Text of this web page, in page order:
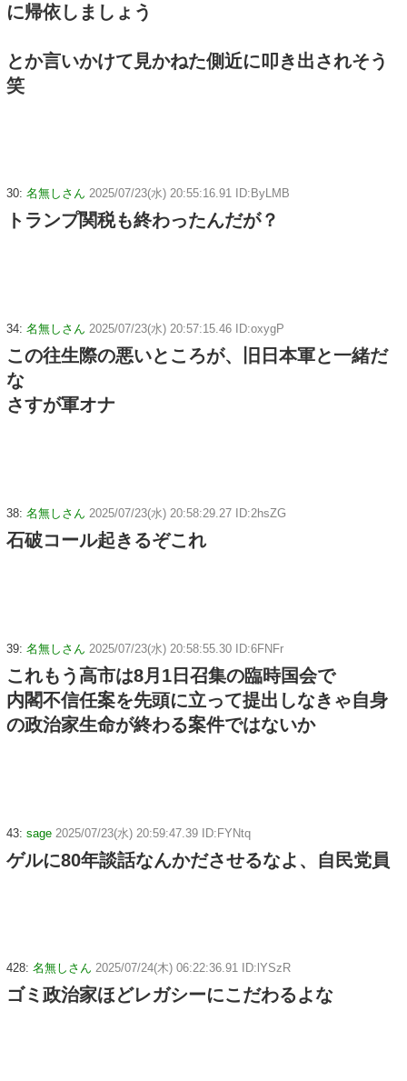
に帰依しましょう
とか言いかけて見かねた側近に叩き出されそう
笑
30: 名無しさん 2025/07/23(水) 20:55:16.91 ID:ByLMB
トランプ関税も終わったんだが？
34: 名無しさん 2025/07/23(水) 20:57:15.46 ID:oxygP
この往生際の悪いところが、旧日本軍と一緒だ
な
さすが軍オナ
38: 名無しさん 2025/07/23(水) 20:58:29.27 ID:2hsZG
石破コール起きるぞこれ
39: 名無しさん 2025/07/23(水) 20:58:55.30 ID:6FNFr
これもう高市は8月1日召集の臨時国会で
内閣不信任案を先頭に立って提出しなきゃ自身
の政治家生命が終わる案件ではないか
43: sage 2025/07/23(水) 20:59:47.39 ID:FYNtq
ゲルに80年談話なんかださせるなよ、自民党員
428: 名無しさん 2025/07/24(木) 06:22:36.91 ID:lYSzR
ゴミ政治家ほどレガシーにこだわるよな